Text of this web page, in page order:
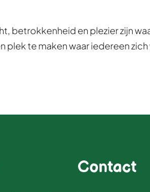
betrokkenheid en plezier zijn
plek te maken waar iedereen
Contact